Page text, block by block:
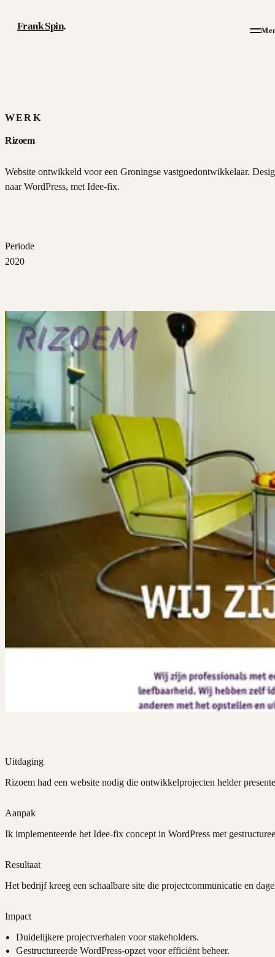
Frank Spin.
CV
WERK
Rizoem
Website ontwikkeld voor een Groningse vastgoedontwikkelaar.
naar WordPress, met Idee-fix.
Periode
2020
Uitdaging
Rizoem had een website nodig die ontwikkelprojecten helder
Aanpak
Ik implementeerde het Idee-fix concept in WordPress met
Resultaat
Het bedrijf kreeg een schaalbare site die projectcommunicatie en
Impact
Duidelijkere projectverhalen voor stakeholders.
Gestructureerde WordPress-opzet voor efficiënt beheer.